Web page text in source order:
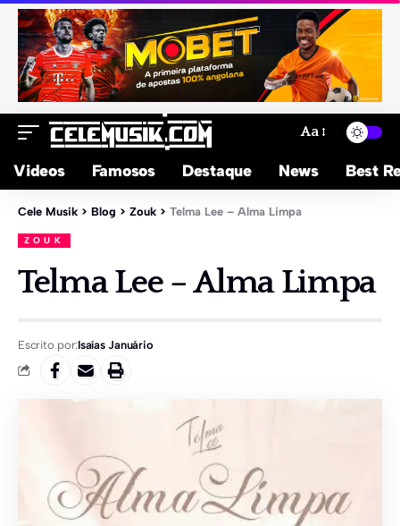
Aa
Videos Famosos Destaque News Best
Cele Musik > Blog > Zouk > Telma Lee – Alma Limpa
ZOUK
Telma Lee – Alma Limpa
Escrito por:Isaías Januário